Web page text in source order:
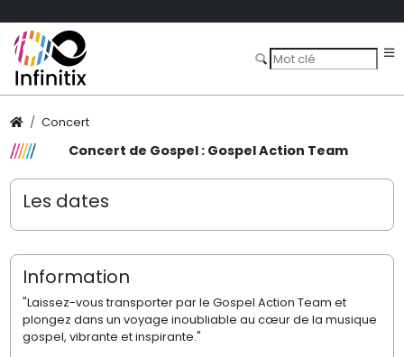
Concert
Concert de Gospel : Gospel Action Team
Les dates
Information
"Laissez-vous transporter par le Gospel Action Team et
plongez dans un voyage inoubliable au cœur de la musique
gospel, vibrante et inspirante."